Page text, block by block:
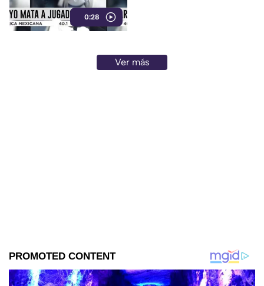
0:28
Ver más